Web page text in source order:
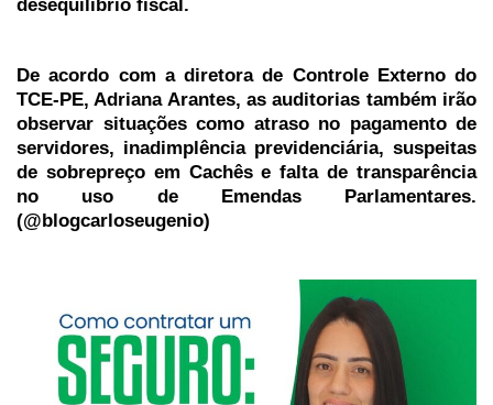
desequilíbrio fiscal.
De acordo com a diretora de Controle Externo do
TCE-PE, Adriana Arantes, as auditorias também irão
observar situações como atraso no pagamento de
servidores, inadimplência previdenciária, suspeitas
de sobrepreço em Cachês e falta de transparência
no uso de Emendas Parlamentares.
(@blogcarloseugenio)